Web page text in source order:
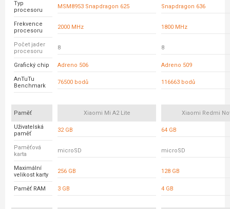
Typ
procesoru
MSM8953 Snapdragon 625 Snapdragon 636
Frekvence
procesoru
2000 MHz 1800 MHz
Počet jader
procesoru
8 8
Grafický chip Adreno 506 Adreno 509
AnTuTu
Benchmark
76500 bodů 116663 bodů
Paměť Xiaomi Mi A2 Lite Xiaomi Redmi
Uživatelská
paměť
32 GB 64 GB
Paměťová
karta
microSD microSD
Maximální
velikost karty
256 GB 128 GB
Paměť RAM 3 GB 4 GB